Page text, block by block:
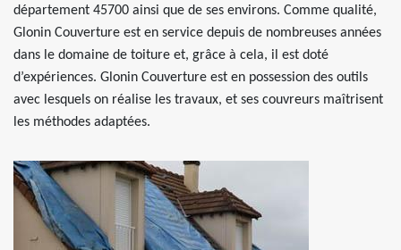
département 45700 ainsi que de ses environs. Comme qualité,
Glonin Couverture est en service depuis de nombreuses années
dans le domaine de toiture et, grâce à cela, il est doté
d’expériences. Glonin Couverture est en possession des outils
avec lesquels on réalise les travaux, et ses couvreurs maîtrisent
les méthodes adaptées.